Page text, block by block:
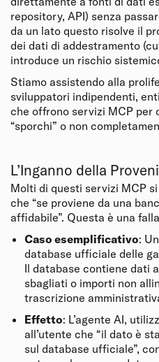
repository, API) senza
da un lato questo risolve il
dei dati di addestramento
introduce un rischio
Stiamo assistendo alla
sviluppatori indipendenti,
che offrono servizi MCP per
“sporchi” o non
L’Inganno della
Molti di questi servizi MCP
che “se proviene da una
affidabile”. Questa è una
Caso esemplificativo:
database ufficiale delle
Il database contiene dati
sbagliati o importi non
trascrizione
Effetto: L’agente AI,
all’utente che “il dato è
sul database ufficiale”,